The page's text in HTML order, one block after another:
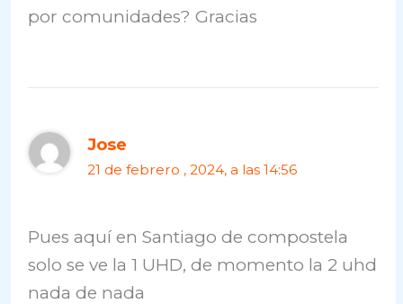
por comunidades? Gracias
Jose
21 de febrero , 2024, a las 14:56
Pues aquí en Santiago de compostela
solo se ve la 1 UHD, de momento la 2 uhd
nada de nada